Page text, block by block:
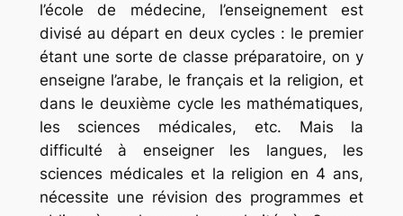
l’école de médecine, l’enseignement est
divisé au départ en deux cycles : le premier
étant une sorte de classe préparatoire, on y
enseigne l’arabe, le français et la religion, et
dans le deuxième cycle les mathématiques,
les sciences médicales, etc. Mais la
difficulté à enseigner les langues, les
sciences médicales et la religion en 4 ans,
nécessite une révision des programmes et